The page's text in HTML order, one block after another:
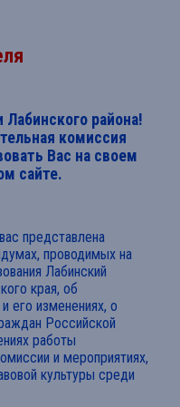
района!
комиссия
Вас на своем
сайте.
представлена
проводимых на
Лабинский
края, об
его изменениях, о
Российской
работы
и мероприятиях,
культуры среди